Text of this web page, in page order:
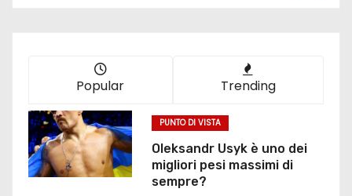
o
n
e
d
Popular Trending
PUNTO DI VISTA
Oleksandr Usyk è uno dei
migliori pesi massimi di
sempre?